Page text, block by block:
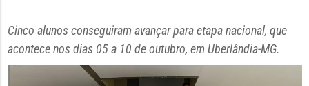
Cinco alunos conseguiram avançar para etapa nacional, que
acontece nos dias 05 a 10 de outubro, em Uberlândia-MG.